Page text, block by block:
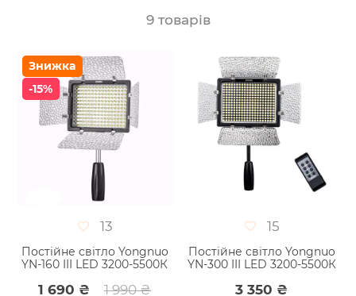
9товарів
Знижка
-15%
13
Постійне світло Yongnuo
YN-160 III LED 3200-5500К
1 690 ₴ 1 990 ₴
15
Постійне світло Yongnuo
YN-300 III LED 3200-5500К
3 350 ₴